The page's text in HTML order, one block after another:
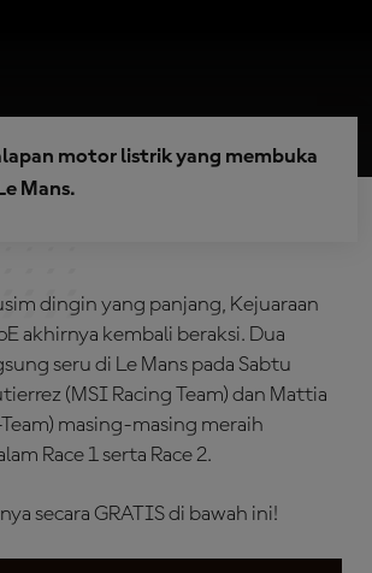
motor listrik yang membuka
Mans.
dingin yang panjang, Kejuaraan
akhirnya kembali beraksi. Dua
seru di Le Mans pada Sabtu
(MSI Racing Team) dan Mattia
Team) masing-masing meraih
Race 1 serta Race 2.
secara GRATIS di bawah ini!